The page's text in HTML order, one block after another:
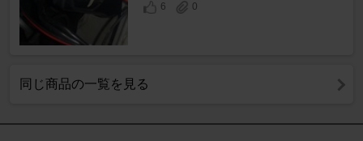
6
0
同じ商品の一覧を見る